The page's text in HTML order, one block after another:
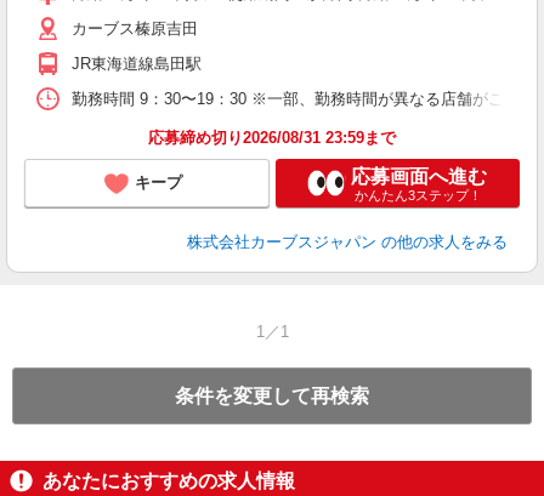
カーブス榛原吉田
JR東海道線島田駅
勤務時間 9：30〜19：30 ※一部、勤務時間が異なる店舗がござい
応募締め切り2026/08/31 23:59まで
キープ 応募画面へ進む
かんたん3ステップ！
株式会社カーブスジャパン の他の求人をみる
1／1
条件を変更して再検索
あなたにおすすめの求人情報